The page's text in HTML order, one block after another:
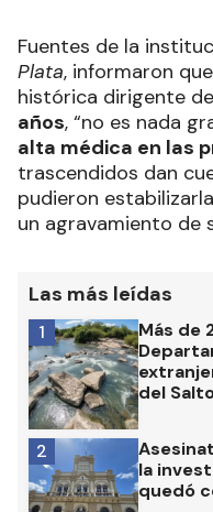
Fuentes de la
Plata, informaron
histórica dirigente
años, “no es nada
alta médica en las
trascendidos dan
pudieron
un agravamiento de
Las más leídas
Más de
del
1
la
quedó
2